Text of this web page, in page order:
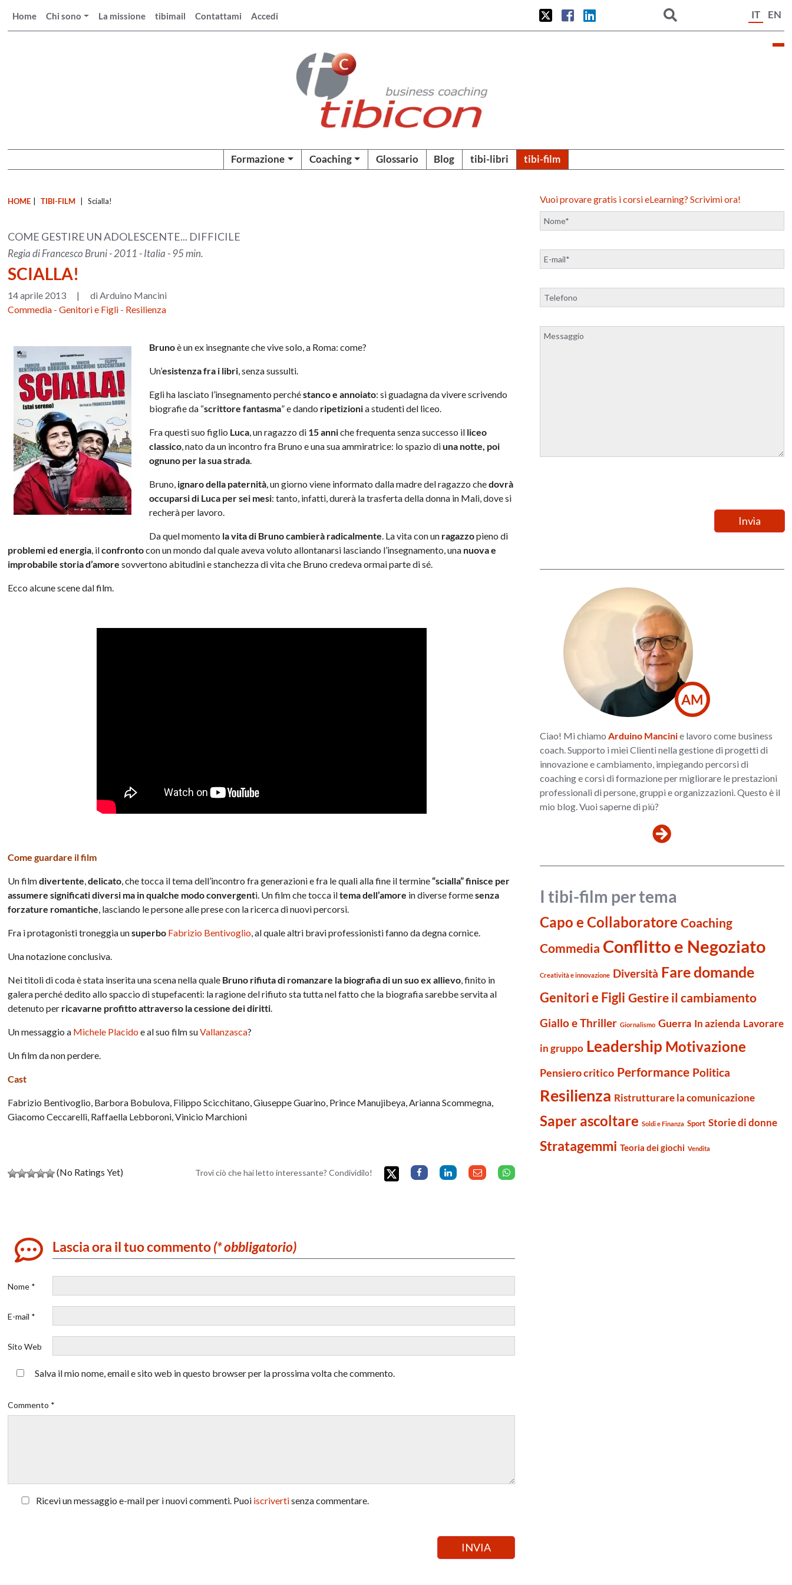
Home Chi sono La missione tibimail Contattami Accedi IT EN
Formazione Coaching Glossario Blog tibi-libri tibi-film
HOME TIBI-FILM Scialla!
COME GESTIRE UN ADOLESCENTE... DIFFICILE
Regia di Francesco Bruni - 2011 - Italia - 95 min.
SCIALLA!
14 aprile 2013 |
di Arduino Mancini
Commedia -Genitori e Figli - Resilienza
Brunoè un ex insegnante che vive solo, a Roma: come?
Un’esistenza fra i libri, senza sussulti.
Egli ha lasciato l’insegnamento perchéstanco e annoiato: si guadagna da vivere scrivendo
biografie da “scrittore fantasma” e dando ripetizionia studenti del liceo.
Fra questi suo figlio Luca, un ragazzo di 15 anniche frequenta senza successo il liceo
classico, nato da un incontro fra Bruno e una sua ammiratrice: lo spazio diuna notte, poi
ognuno per la sua strada.
Bruno, ignaro della paternità, un giorno viene informato dalla madre del ragazzo chedovrà
occuparsi di Luca per sei mesi: tanto, infatti, durerà la trasferta della donna in Mali, dove si
recherà per lavoro.
Da quel momento la vita di Bruno cambierà radicalmente. La vita con un ragazzopieno di
problemi ed energia, ilconfrontocon un mondo dal quale aveva voluto allontanarsi lasciando l’insegnamento, una nuova e
improbabile storia d’amore sovvertono abitudini e stanchezza di vita che Bruno credeva ormai parte di sé.
Ecco alcune scene dal film.
Come guardare il film
Un filmdivertente,delicato, che tocca il tema dell’incontro fra generazioni e fra le quali alla fine il termine“scialla” finisce per
assumere significati diversi ma in qualche modo convergenti. Un film che tocca iltema dell’amore in diverse formesenza
forzature romantiche, lasciando le persone alle prese con la ricerca di nuovi percorsi.
Fra i protagonisti troneggia unsuperbo Fabrizio Bentivoglio, al quale altri bravi professionisti fanno da degna cornice.
Una notazione conclusiva.
Nei titoli di coda è stata inserita una scena nella quale Bruno rifiuta di romanzare la biografia di un suo ex allievo, finito in
galera perché dedito allo spaccio di stupefacenti: la ragione del rifiuto sta tutta nel fatto che la biografia sarebbe servita al
detenuto per ricavarne profitto attraverso la cessione dei diritti.
Un messaggio a Michele Placidoe al suo film suVallanzasca?
Un film da non perdere.
Cast
Fabrizio Bentivoglio, Barbora Bobulova, Filippo Scicchitano, Giuseppe Guarino, Prince Manujibeya, Arianna Scommegna,
Giacomo Ceccarelli, Raffaella Lebboroni, Vinicio Marchioni
(No Ratings Yet) Trovi ciò che hai letto interessante? Condividilo!
Lascia ora il tuo commento(* obbligatorio)
Nome *
E-mail *
Sito Web
Salva il mio nome, email e sito web in questo browser per la prossima volta che commento.
Commento *
Ricevi un messaggio e-mail per i nuovi commenti. Puoi iscrivertisenza commentare.
Vuoi provare gratis i corsi eLearning? Scrivimi ora!
AM
Ciao! Mi chiamo Arduino Mancinie lavoro come business
coach. Supporto i miei Clienti nella gestione di progetti di
innovazione e cambiamento, impiegando percorsi di
coaching e corsi di formazione per migliorare le prestazioni
professionali di persone, gruppi e organizzazioni. Questo è il
mio blog. Vuoi saperne di più?
I tibi-film per tema
Capo e Collaboratore Coaching
Commedia Conflitto e Negoziato
Creatività e innovazione Diversità Fare domande
Genitori e Figli Gestire il cambiamento
Giallo e Thriller Giornalismo Guerra In azienda Lavorare
in gruppo Leadership Motivazione
Pensiero critico Performance Politica
Resilienza Ristrutturare la comunicazione
Saper ascoltare Soldi e Finanza Sport Storie di donne
Stratagemmi Teoria dei giochi Vendita